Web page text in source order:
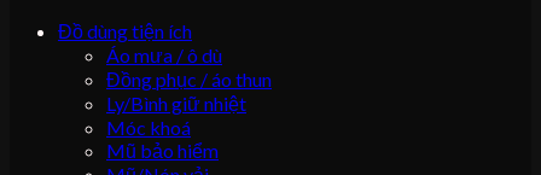
Đồ dùng tiện ích
Áo mưa / ô dù
Đồng phục / áo thun
Ly/Bình giữ nhiệt
Móc khoá
Mũ bảo hiểm